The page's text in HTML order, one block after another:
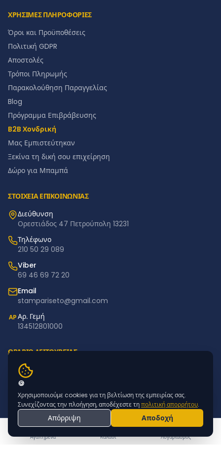
Αγαπημένα Καλάθι Λογαριασμός
ΧΡΗΣΙΜΕΣ ΠΛΗΡΟΦΟΡΙΕΣ
Όροι και Προϋποθέσεις
Πολιτική GDPR
Αποστολές
Τρόποι Πληρωμής
Παρακολούθηση Παραγγελίας
Blog
Πρόγραμμα Επιβράβευσης
B2B Χονδρική
Μας Εμπιστεύτηκαν
Ξεκίνα τη δική σου επιχείρηση
Δώρο για Μπαμπά
ΣΤΟΙΧΕΙΑ ΕΠΙΚΟΙΝΩΝΙΑΣ
Διεύθυνση
Ορεστιάδος 47 Πετρούπολη 13231
Τηλέφωνο
210 50 29 089
Viber
69 46 69 72 20
Email
stampariseto@gmail.com
ΑΡΑρ. Γεμή
134512801000
ΩΡΑΡΙΟ ΛΕΙΤΟΥΡΓΙΑΣ
Δευτέρα – Παρασκευή: 11:00–18:00
Σάββατο – Κυριακή: Κλειστά
NEWSLETTER
Εγγραφείτε για προσφορές & νέα προϊόντα
ΕΓΓΡΑΦΗ
🍪
Χρησιμοποιούμε cookies για τη βελτίωση της εμπειρίας σας.
Συνεχίζοντας την πλοήγηση, αποδέχεστε τηπολιτική απορρήτου.
Απόρριψη Αποδοχή